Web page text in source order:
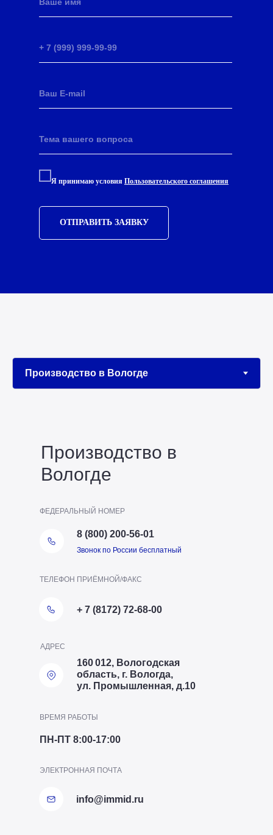
Я принимаю условия Пользовательского соглашения
ОТПРАВИТЬ ЗАЯВКУ
Производство в
Вологде
ПН-ПТ 8:00-17:00
ВРЕМЯ РАБОТЫ
+ 7 (8172) 72-68-00
ТЕЛЕФОН ПРИЁМНОЙ/ФАКС
160 012, Вологодская
область, г. Вологда,
ул. Промышленная, д.10
АДРЕС
info@immid.ru
ЭЛЕКТРОННАЯ ПОЧТА
ФЕДЕРАЛЬНЫЙ НОМЕР
8 (800) 200-56-01
Звонок по России бесплатный